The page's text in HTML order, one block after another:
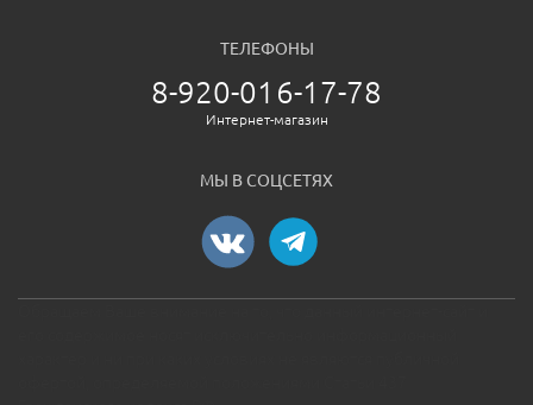
ТЕЛЕФОНЫ
8-920-016-17-78
Интернет-магазин
МЫ В СОЦСЕТЯХ